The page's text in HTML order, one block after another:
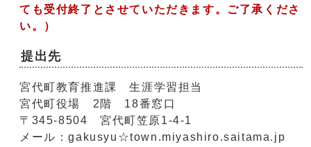
ても受付終了とさせていただきます。ご了承くださ
い。）
提出先
宮代町教育推進課 生涯学習担当
宮代町役場 2階 18番窓口
〒345-8504 宮代町笠原1-4-1
メール：gakusyu☆town.miyashiro.saitama.jp